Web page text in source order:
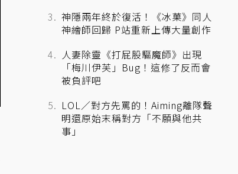
神隱兩年終於復活！《冰菓》同人
神繪師回歸 P站重新上傳大量創作
人妻除靈《打屁股驅魔師》出現
「梅川伊芙」Bug！這修了反而會
被負評吧
LOL／對方先罵的！Aiming離隊聲
明還原始末稱對方「不願與他共
事」